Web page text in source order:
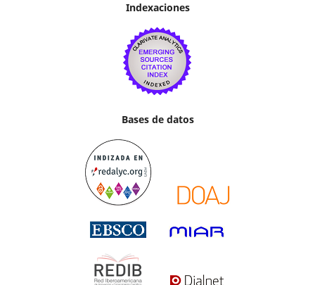
Indexaciones
Bases de datos